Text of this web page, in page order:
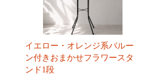
イエロー・オレンジ系バルー
ン付きおまかせフラワースタ
ンド1段